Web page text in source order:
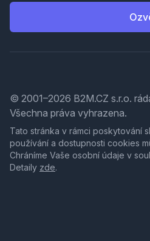
© 2001–2026 B2M.CZ s.r.o.
Všechna práva vyhrazena.
Tato stránka v rámci poskytování
používání a dostupnosti cookies
Chráníme Vaše osobní údaje v
Detaily zde.